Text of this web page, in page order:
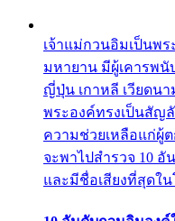
เจ้าแม่กวนอิมเป็นพ
มหายาน มีผู้เคารพนั
ญี่ปุ่น เกาหลี เวียดน
พระองค์ทรงเป็นสัญ
ความช่วยเหลือแก่ผู้
จะพาไปสำรวจ 10
และมีชื่อเสียงที่สุดใ